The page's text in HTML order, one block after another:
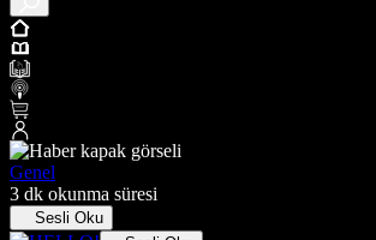
Genel
3 dk okunma süresi
Sesli Oku